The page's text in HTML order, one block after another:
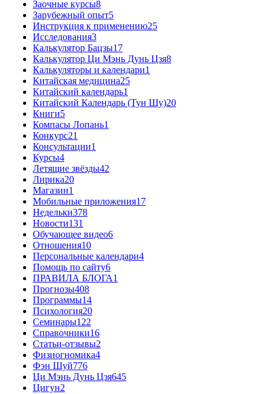
Заочные курсы8
Зарубежный опыт5
Инструкция к применению25
Исследования3
Калькулятор Бацзы17
Калькулятор Ци Мэнь Дунь Цзя8
Калькуляторы и календари1
Китайская медицина25
Китайский календарь1
Китайский Календарь (Тун Шу)20
Книги5
Компасы Лопань1
Конкурс21
Консультации1
Курсы4
Летящие звёзды42
Лирика20
Магазин1
Мобильные приложения17
Недельки378
Новости131
Обучающее видео6
Отношения10
Персональные календари4
Помощь по сайту6
ПРАВИЛА БЛОГА1
Прогнозы408
Программы14
Психология20
Семинары122
Справочники16
Статьи-отзывы2
Физиогномика4
Фэн Шуй776
Ци Мэнь Дунь Цзя645
Цигун2